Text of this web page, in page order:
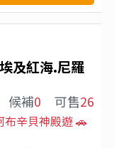
及紅海.尼羅
候補0 可售26
辛貝神殿遊 🚗